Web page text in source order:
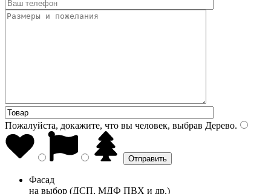
Пожалуйста, докажите, что вы человек, выбрав Дерево.
Фасад
на выбор (ДСП, МДФ ПВХ и др.)